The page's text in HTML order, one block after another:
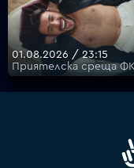
01.08.2026 / 23:15
Приятелска среща